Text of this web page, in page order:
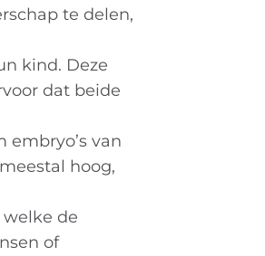
te delen,
kind. Deze
dat beide
van
hoog,
de
of